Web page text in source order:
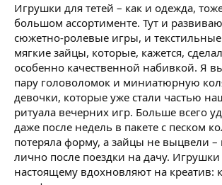
Игрушки для тетей – как и одежда,
большом ассортименте. Тут и
сюжетно-ролевые игры, и
мягкие зайцы, которые, кажется,
особенно качественной набивкой. Я
пару головоломок и миниатюрную
девочки, которые уже стали частью
ритуала вечерних игр. Больше всего
даже после недель в пакете с песком
потеряла форму, а зайцы не выцвели –
лично после поездки на дачу.
настоящему вдохновляют на креатив: